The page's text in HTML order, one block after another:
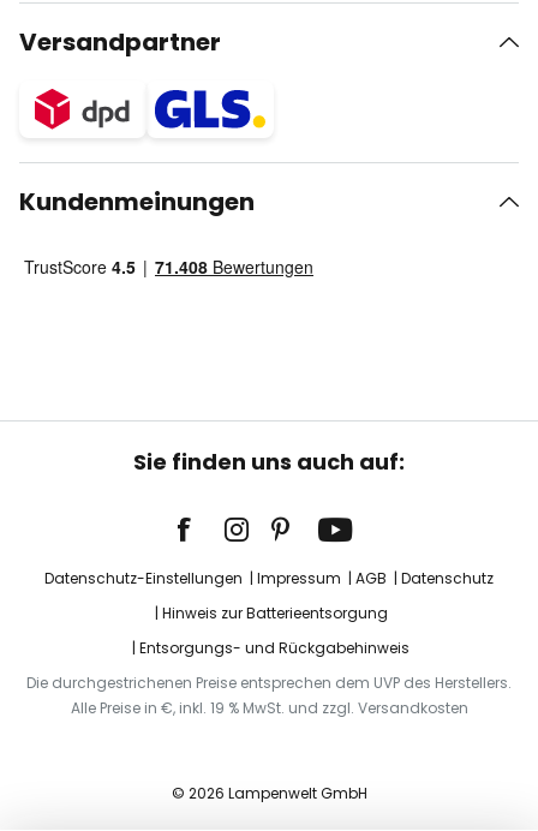
Versandpartner
Kundenmeinungen
Sie finden uns auch auf:
Datenschutz-Einstellungen Impressum AGB
Datenschutz
Hinweis zur Batterieentsorgung
Entsorgungs- und Rückgabehinweis
Die durchgestrichenen Preise entsprechen dem UVP des Herstellers.
Alle Preise in €, inkl. 19 % MwSt. und zzgl. Versandkosten
© 2026 Lampenwelt GmbH